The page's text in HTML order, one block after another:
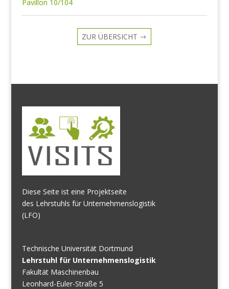
Pavillon 10/104
ZUR ÜBERSICHT
Diese Seite ist eine Projektseite
des Lehrstuhls für Unternehmenslogistik
(LFO)
Technische Universität Dortmund
Lehrstuhl für Unternehmenslogistik
Fakultät Maschinenbau
Leonhard-Euler-Straße 5